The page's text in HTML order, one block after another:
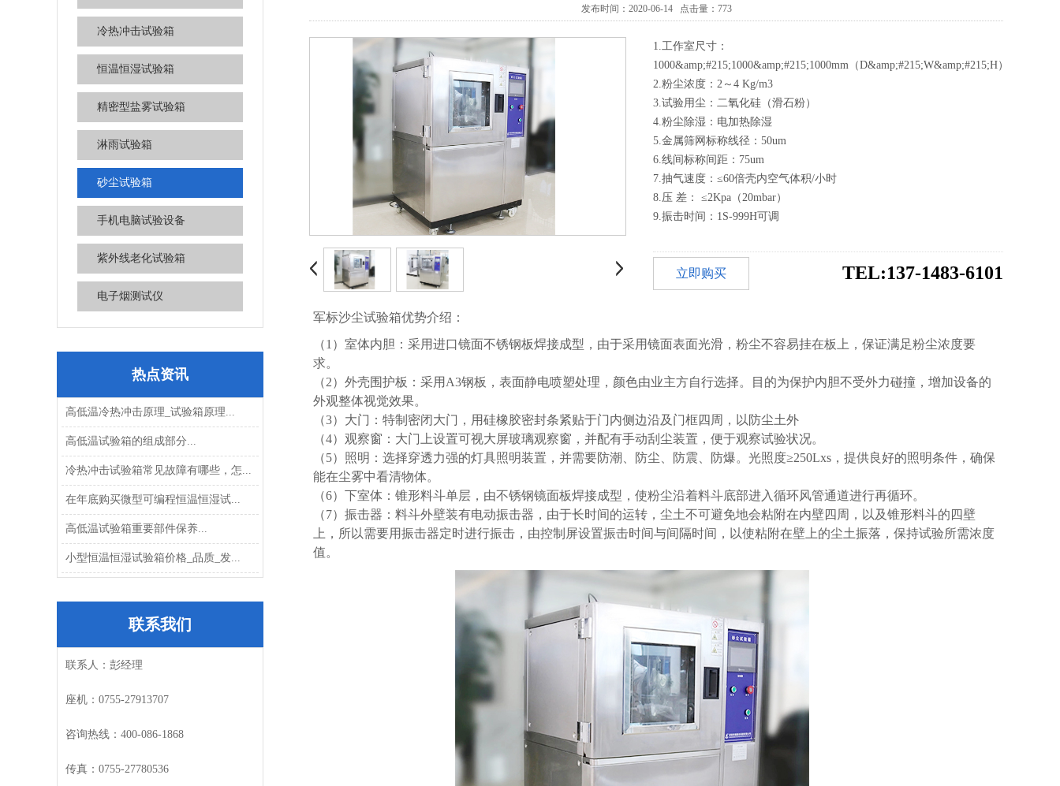
冷热冲击试验箱
恒温恒湿试验箱
精密型盐雾试验箱
淋雨试验箱
砂尘试验箱
手机电脑试验设备
紫外线老化试验箱
电子烟测试仪
热点资讯
高低温冷热冲击原理_试验箱原理...
高低温试验箱的组成部分...
冷热冲击试验箱常见故障有哪些，怎...
在年底购买微型可编程恒温恒湿试...
高低温试验箱重要部件保养...
小型恒温恒湿试验箱价格_品质_发...
联系我们
联系人：彭经理
座机： 0755-27913707
咨询热线： 400-086-1868
传真： 0755-27780536
发布时间：2020-06-14 点击量： 773
1.工作室尺寸：
1000&amp;#215;1000&amp;#215;1000mm（D&amp;#215;W&amp;#215;H）
2.粉尘浓度：2～4 Kg/m3
3.试验用尘：二氧化硅（滑石粉）
4.粉尘除湿：电加热除湿
5.金属筛网标称线径：50um
6.线间标称间距：75um
7.抽气速度：≤60倍壳内空气体积/小时
8.压 差： ≤2Kpa（20mbar）
9.振击时间：1S-999H可调
立即购买 TEL:137-1483-6101
军标沙尘试验箱优势介绍：
（1）室体内胆：采用进口镜面不锈钢板焊接成型，由于采用镜面表面光滑，粉尘不容易挂在板上，保证满足粉尘浓度要
求。
（2）外壳围护板：采用A3钢板，表面静电喷塑处理，颜色由业主方自行选择。目的为保护内胆不受外力碰撞，增加设备的
外观整体视觉效果。
（3）大门：特制密闭大门，用硅橡胶密封条紧贴于门内侧边沿及门框四周，以防尘土外
（4）观察窗：大门上设置可视大屏玻璃观察窗，并配有手动刮尘装置，便于观察试验状况。
（5）照明：选择穿透力强的灯具照明装置，并需要防潮、防尘、防震、防爆。光照度≥250Lxs，提供良好的照明条件，确保
能在尘雾中看清物体。
（6）下室体：锥形料斗单层，由不锈钢镜面板焊接成型，使粉尘沿着料斗底部进入循环风管通道进行再循环。
（7）振击器：料斗外壁装有电动振击器，由于长时间的运转，尘土不可避免地会粘附在内壁四周，以及锥形料斗的四壁
上，所以需要用振击器定时进行振击，由控制屏设置振击时间与间隔时间，以使粘附在壁上的尘土振落，保持试验所需浓度
值。